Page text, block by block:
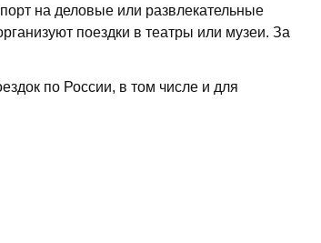
на деловые или развлекательные
поездки в театры или музеи. За
по России, в том числе и для